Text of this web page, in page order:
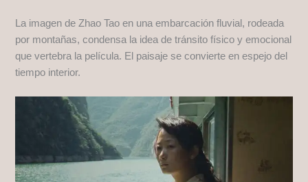
La imagen de Zhao Tao en una embarcación fluvial, rodeada
por montañas, condensa la idea de tránsito físico y emocional
que vertebra la película. El paisaje se convierte en espejo del
tiempo interior.